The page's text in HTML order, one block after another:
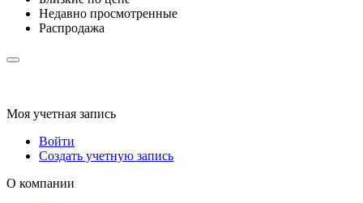
Недавно просмотренные
Распродажа
Моя учетная запись
Войти
Создать учетную запись
О компании